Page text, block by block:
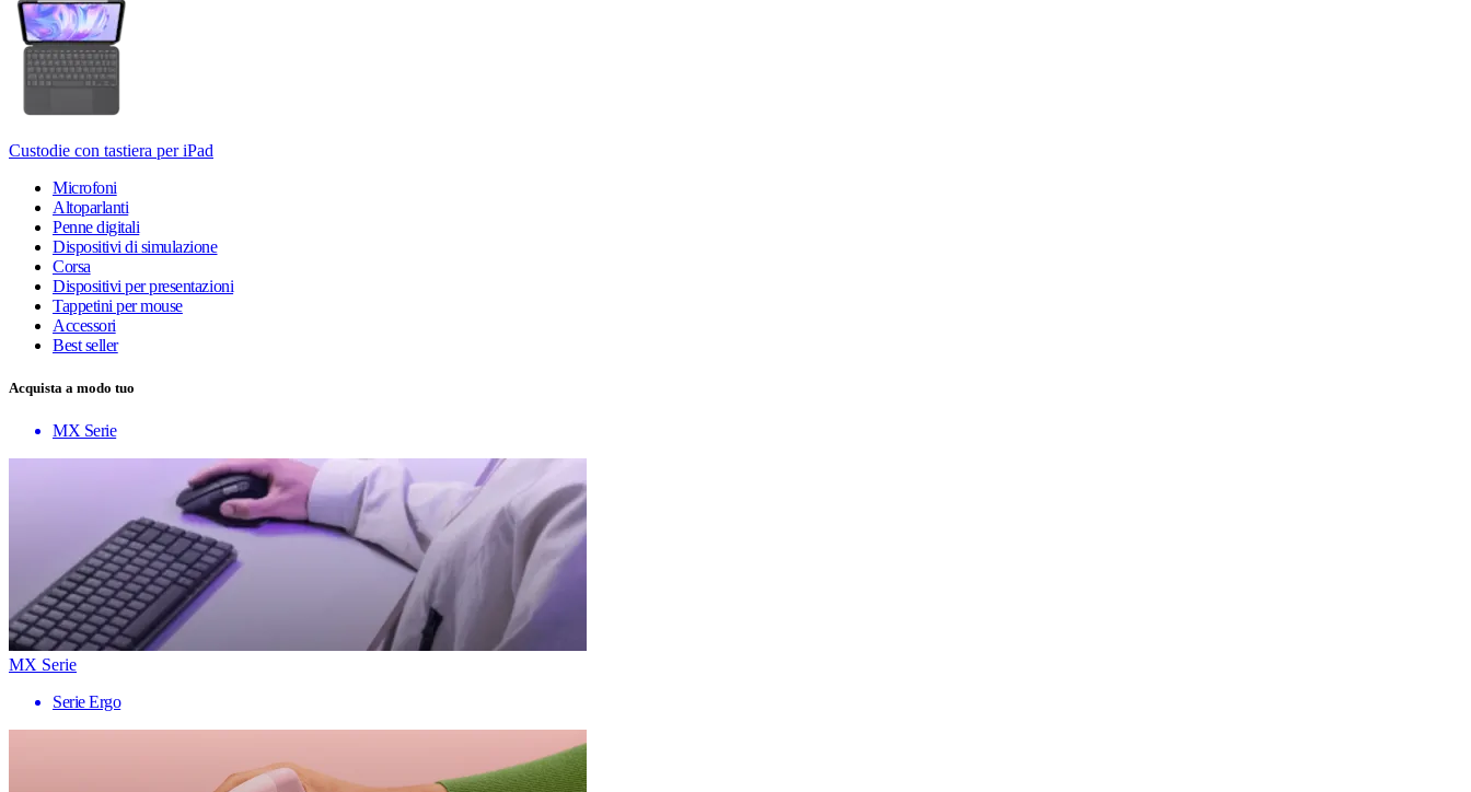
Custodie con tastiera per iPad
Microfoni
Altoparlanti
Penne digitali
Dispositivi di simulazione
Corsa
Dispositivi per presentazioni
Tappetini per mouse
Accessori
Best seller
Acquista a modo tuo
MX Serie
MX Serie
Serie Ergo